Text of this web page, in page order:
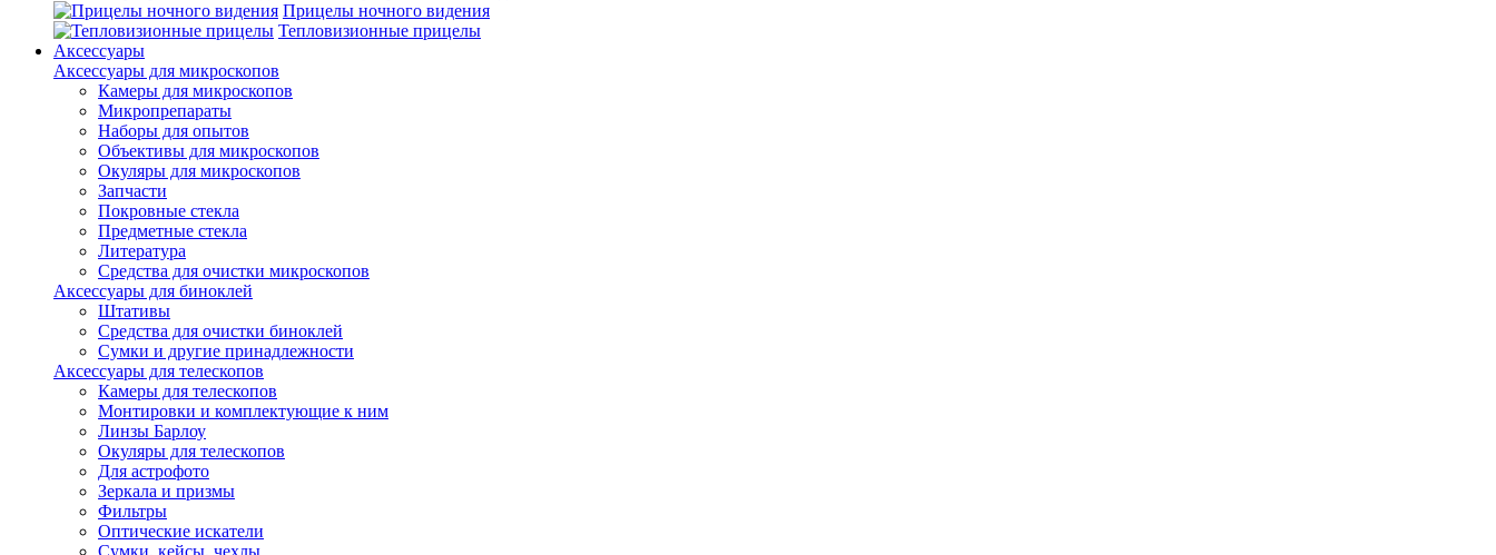
Прицелы ночного видения
Тепловизионные прицелы
Аксессуары
Аксессуары для микроскопов
Камеры для микроскопов
Микропрепараты
Наборы для опытов
Объективы для микроскопов
Окуляры для микроскопов
Запчасти
Покровные стекла
Предметные стекла
Литература
Средства для очистки микроскопов
Аксессуары для биноклей
Штативы
Средства для очистки биноклей
Сумки и другие принадлежности
Аксессуары для телескопов
Камеры для телескопов
Монтировки и комплектующие к ним
Линзы Барлоу
Окуляры для телескопов
Для астрофото
Зеркала и призмы
Фильтры
Оптические искатели
Сумки, кейсы, чехлы